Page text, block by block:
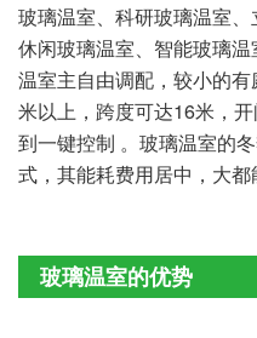
玻璃温室、科研玻璃温室、
休闲玻璃温室、智能玻璃
温室主自由调配，较小的
米以上，跨度可达16米，
到一键控制 。玻璃温室的
式，其能耗费用居中，大都
玻璃温室的优势